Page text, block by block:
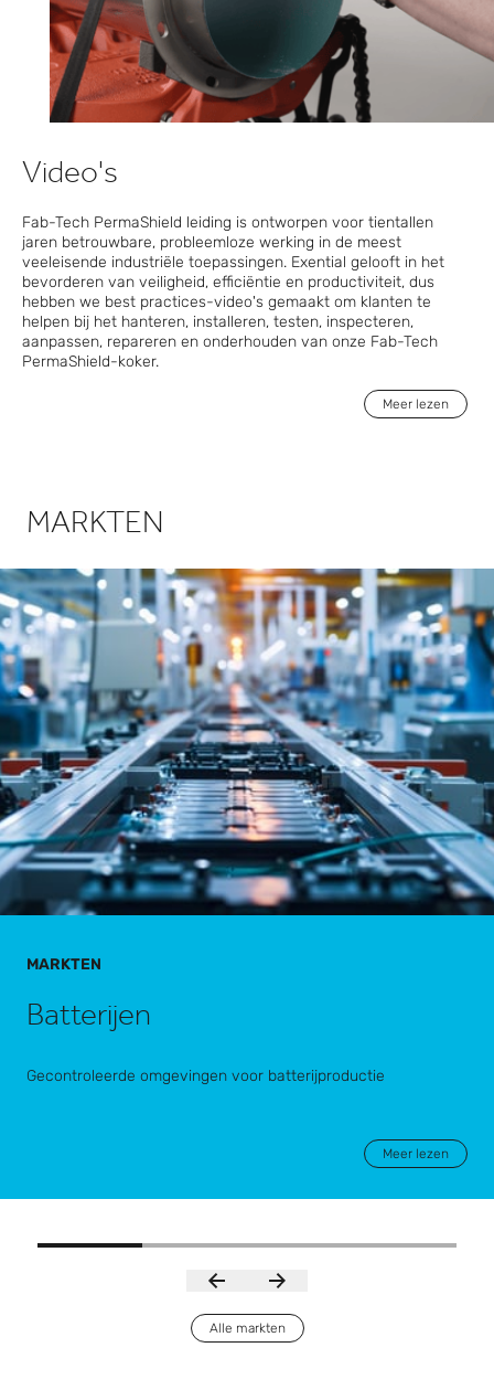
Video's
Fab-Tech PermaShield leiding is ontworpen voor tientallen
jaren betrouwbare, probleemloze werking in de meest
veeleisende industriële toepassingen. Exential gelooft in het
bevorderen van veiligheid, efficiëntie en productiviteit, dus
hebben we best practices-video's gemaakt om klanten te
helpen bij het hanteren, installeren, testen, inspecteren,
aanpassen, repareren en onderhouden van onze Fab-Tech
PermaShield-koker.
Meer lezen
MARKTEN
MARKTEN
Batterijen
Gecontroleerde omgevingen voor batterijproductie
Meer lezen
Alle markten